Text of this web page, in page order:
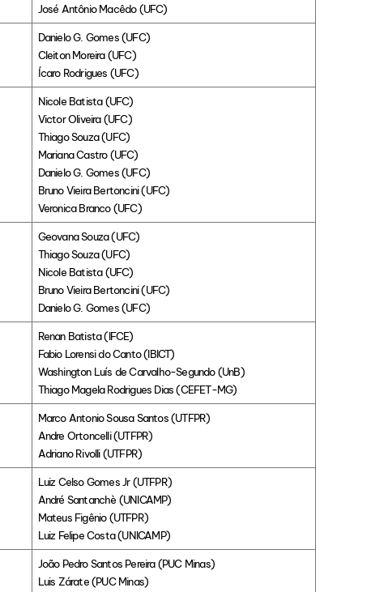
José Antônio Macêdo (UFC)
Danielo G. Gomes (UFC)
Cleiton Moreira (UFC)
Ícaro Rodrigues (UFC)
Nicole Batista (UFC)
Victor Oliveira (UFC)
Thiago Souza (UFC)
Mariana Castro (UFC)
Danielo G. Gomes (UFC)
Bruno Vieira Bertoncini (UFC)
Veronica Branco (UFC)
Geovana Souza (UFC)
Thiago Souza (UFC)
Nicole Batista (UFC)
Bruno Vieira Bertoncini (UFC)
Danielo G. Gomes (UFC)
Renan Batista (IFCE)
Fabio Lorensi do Canto (IBICT)
Washington Luís de Carvalho-Segundo (UnB)
Thiago Magela Rodrigues Dias (CEFET-MG)
Marco Antonio Sousa Santos (UTFPR)
Andre Ortoncelli (UTFPR)
Adriano Rivolli (UTFPR)
Luiz Celso Gomes Jr (UTFPR)
André Santanchè (UNICAMP)
Mateus Figênio (UTFPR)
Luiz Felipe Costa (UNICAMP)
João Pedro Santos Pereira (PUC Minas)
Luis Zárate (PUC Minas)